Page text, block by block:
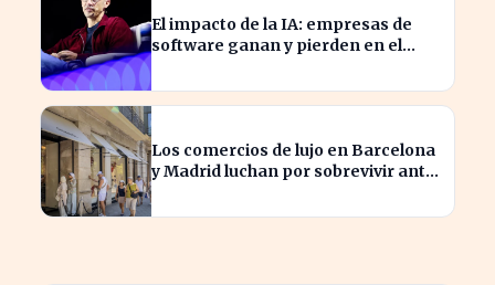
El impacto de la IA: empresas de
software ganan y pierden en el
Los comercios de lujo en Barcelona
y Madrid luchan por sobrevivir ante